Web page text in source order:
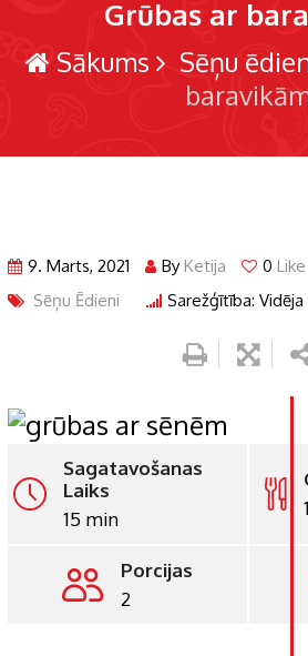
Grūbas ar
Sākums Sēņu
9. Marts, 2021 By Ketija 0 Like
Sēņu Ēdieni
Sarežģītība: Vidēja
Sagatavošanas
Laiks
15 min
Porcijas
2